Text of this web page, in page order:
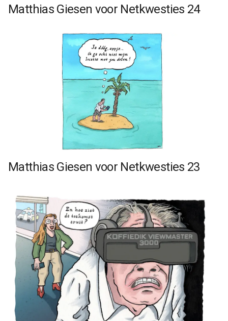
Matthias Giesen voor Netkwesties 24
Matthias Giesen voor Netkwesties 23